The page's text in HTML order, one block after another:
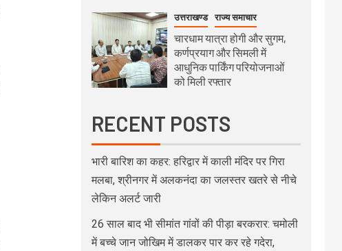
उत्तराखण्ड राज्य समाचार
चारधाम यात्रा होगी और सुगम,
कर्णप्रयाग और सिमली में
आधुनिक पार्किंग परियोजनाओं
को मिली रफ्तार
RECENT POSTS
भारी बारिश का कहर: हरिद्वार में काली मंदिर पर गिरा
मलबा, श्रीनगर में अलकनंदा का जलस्तर खतरे से नीचे
लेकिन अलर्ट जारी
26 साल बाद भी सीमांत गांवों की पीड़ा बरकरार: चमोली
में बच्चे जान जोखिम में डालकर पार कर रहे गदेरा,